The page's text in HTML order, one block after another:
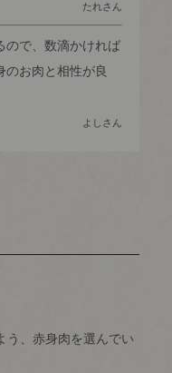
たれさん
ので、数滴かければ
のお肉と相性が良
よしさん
う、赤身肉を選んでい